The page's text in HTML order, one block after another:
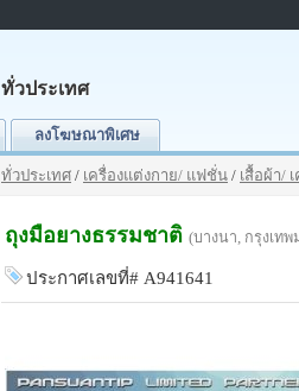
ทั่วประเทศ
ลงโฆษณาพิเศษ
ทั่วประเทศ / เครื่องแต่งกาย/ แฟชั่น / เสื้อผ้า/
ถุงมือยางธรรมชาติ (บางนา, กรุงเท
ประกาศเลขที่# A941641